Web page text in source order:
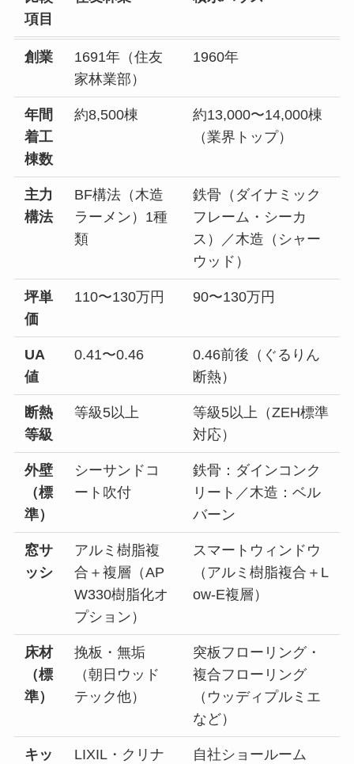
項目
創業
1691年（住友
家林業部）
1960年
年間
着工
棟数
約8,500棟
約13,000〜14,000棟
（業界トップ）
主力
構法
BF構法（木造
ラーメン）1種
類
鉄骨（ダイナミック
フレーム・シーカ
ス）／木造（シャー
ウッド）
坪単
価
110〜130万円 90〜130万円
UA
値
0.41〜0.46
0.46前後（ぐるりん
断熱）
断熱
等級
等級5以上
等級5以上（ZEH標準
対応）
外壁
（標
準）
シーサンドコ
ート吹付
鉄骨：ダインコンク
リート／木造：ベル
バーン
窓サ
ッシ
アルミ樹脂複
合＋複層（AP
W330樹脂化オ
プション）
スマートウィンドウ
（アルミ樹脂複合＋L
ow-E複層）
床材
（標
準）
挽板・無垢
（朝日ウッド
テック他）
突板フローリング・
複合フローリング
（ウッディプルミエ
など）
キッ LIXIL・クリナ 自社ショールーム